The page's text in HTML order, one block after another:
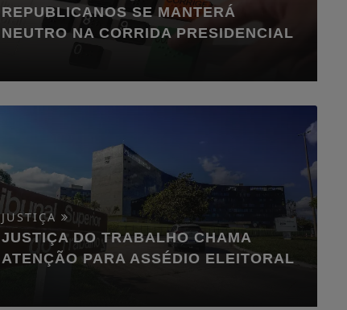
REPUBLICANOS SE MANTERÁ
NEUTRO NA CORRIDA PRESIDENCIAL
JUSTIÇA
JUSTIÇA DO TRABALHO CHAMA
ATENÇÃO PARA ASSÉDIO ELEITORAL